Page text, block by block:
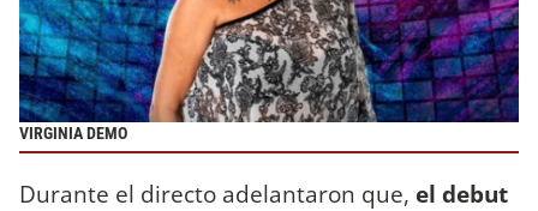
VIRGINIA DEMO
Durante el directo adelantaron que, el debut